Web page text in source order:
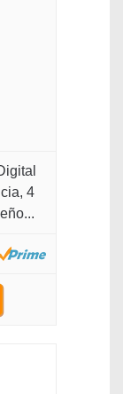
4